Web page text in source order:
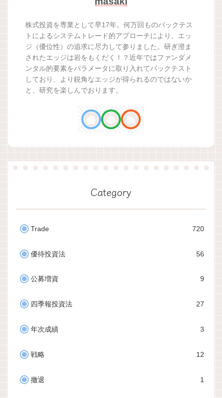
株式投資を専業として早17年。何万回ものバックテス
トによるシステムトレード的アプローチにより、エッ
ジ（優位性）の追求に尽力して参りました。研ぎ澄ま
されたエッジは岩をもくだく！？近年ではファンダメ
ンタル的要素をパラメータに取り入れてバックテスト
しており、より鋭角なエッジが得られるのではないか
と、研究を楽しんでおります。
Category
Trade 720
優待投資法 56
公募増資 9
四季報投資法 27
年次成績 3
戦略 12
撤退 1